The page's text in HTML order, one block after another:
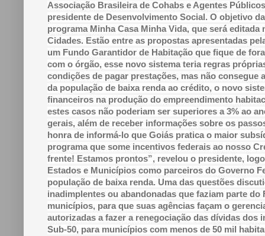
Associação Brasileira de Cohabs e Agentes
presidente de Desenvolvimento Social. O objetivo
programa Minha Casa Minha Vida, que será
Cidades. Estão entre as propostas apresentadas
um Fundo Garantidor de Habitação que fique de
com o órgão, esse novo sistema teria regras
condições de pagar prestações, mas não
da população de baixa renda ao crédito, o novo
financeiros na produção do empreendimento
estes casos não poderiam ser superiores a 3% ao
gerais, além de receber informações sobre os
honra de informá-lo que Goiás pratica o maior
programa que some incentivos federais ao nosso
frente! Estamos prontos”, revelou o presidente,
Estados e Municípios como parceiros do Governo
população de baixa renda. Uma das questões
inadimplentes ou abandonadas que faziam parte
municípios, para que suas agências façam o
autorizadas a fazer a renegociação das dívidas dos
Sub-50, para municípios com menos de 50 mil